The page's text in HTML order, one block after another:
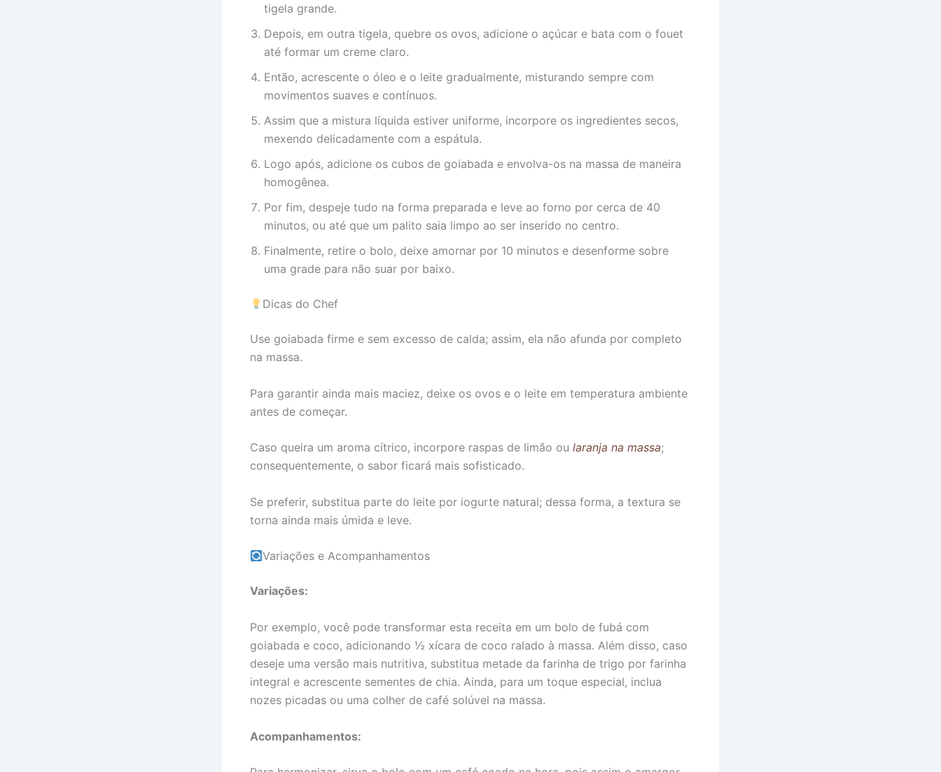
tigela grande.
Depois, em outra tigela, quebre os ovos, adicione o açúcar e bata com o fouet
até formar um creme claro.
Então, acrescente o óleo e o leite gradualmente, misturando sempre com
movimentos suaves e contínuos.
Assim que a mistura líquida estiver uniforme, incorpore os ingredientes secos,
mexendo delicadamente com a espátula.
Logo após, adicione os cubos de goiabada e envolva-os na massa de maneira
homogênea.
Por fim, despeje tudo na forma preparada e leve ao forno por cerca de 40
minutos, ou até que um palito saia limpo ao ser inserido no centro.
Finalmente, retire o bolo, deixe amornar por 10 minutos e desenforme sobre
uma grade para não suar por baixo.
Dicas do Chef
Use goiabada firme e sem excesso de calda; assim, ela não afunda por completo
na massa.
Para garantir ainda mais maciez, deixe os ovos e o leite em temperatura ambiente
antes de começar.
Caso queira um aroma cítrico, incorpore raspas de limão ou laranja na massa;
consequentemente, o sabor ficará mais sofisticado.
Se preferir, substitua parte do leite por iogurte natural; dessa forma, a textura se
torna ainda mais úmida e leve.
Variações e Acompanhamentos
Variações:
Por exemplo, você pode transformar esta receita em um bolo de fubá com
goiabada e coco, adicionando ½ xícara de coco ralado à massa. Além disso, caso
deseje uma versão mais nutritiva, substitua metade da farinha de trigo por farinha
integral e acrescente sementes de chia. Ainda, para um toque especial, inclua
nozes picadas ou uma colher de café solúvel na massa.
Acompanhamentos: